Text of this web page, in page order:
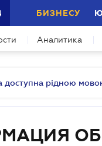
БИЗНЕСУ
Аналитика
доступна рідною